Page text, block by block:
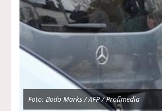
Foto: Bodo Marks / AFP / Profimedia